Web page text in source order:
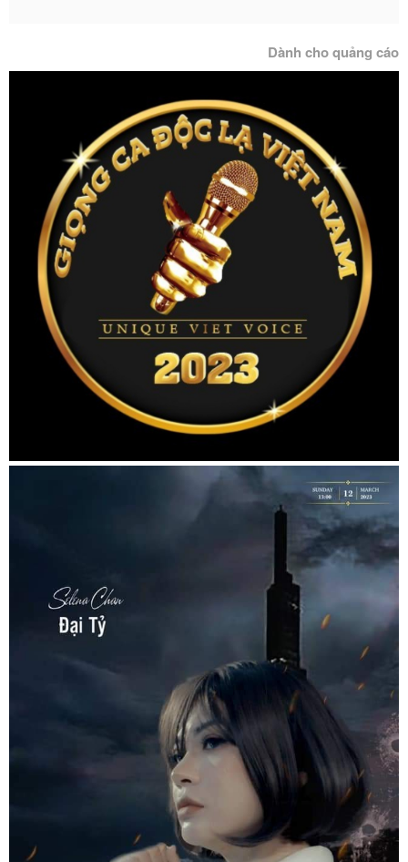
Dành cho quảng cáo